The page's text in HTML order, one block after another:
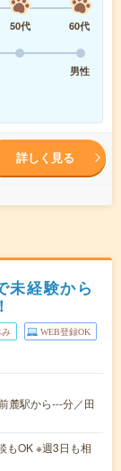
50代
60代
男性
詳しく見る
未経験から
み WEB登録OK
麓駅から---分／田
もOK ※週3日も相